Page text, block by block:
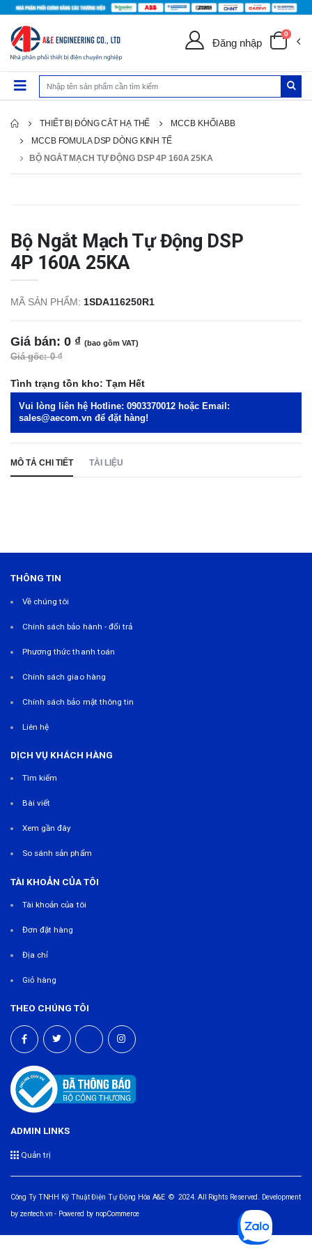
Đăng nhập
0
THIẾT BỊ ĐÓNG CẮT HẠ THẾ
MCCB KHỐI ABB
MCCB FOMULA DSP DÒNG KINH TẾ
BỘ NGẮT MẠCH TỰ ĐỘNG DSP 4P 160A 25KA
Bộ Ngắt Mạch Tự Động DSP
4P 160A 25KA
MÃ SẢN PHẨM: 1SDA116250R1
Giá bán: 0 ₫ (bao gồm VAT)
Giá gốc: 0 ₫
Tình trạng tồn kho: Tạm Hết
Vui lòng liên hệ Hotline: 0903370012 hoặc Email:
sales@aecom.vn để đặt hàng!
MÔ TẢ CHI TIẾT TÀI LIỆU
THÔNG TIN
Về chúng tôi
Chính sách bảo hành - đổi trả
Phương thức thanh toán
Chính sách giao hàng
Chính sách bảo mật thông tin
Liên hệ
DỊCH VỤ KHÁCH HÀNG
Tìm kiếm
Bài viết
Xem gần đây
So sánh sản phẩm
TÀI KHOẢN CỦA TÔI
Tài khoản của tôi
Đơn đặt hàng
Địa chỉ
Giỏ hàng
THEO CHÚNG TÔI
ADMIN LINKS
Quản trị
Công Ty TNHH Kỹ Thuật Điện Tự Động Hóa A&E © 2024. All Rights Reserved. Development
by zentech.vn - Powered by nopCommerce